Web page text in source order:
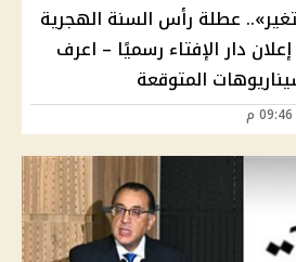
عطلة رأس السنة الهجرية
إعلان دار الإفتاء رسميًا – اعرف
المتوقعة